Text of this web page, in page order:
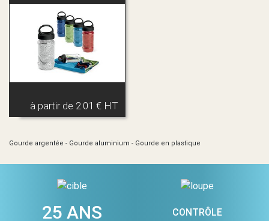
à partir de 2.01 € HT
Gourde argentée - Gourde aluminium - Gourde en plastique
25 ANS CONTRÔLE